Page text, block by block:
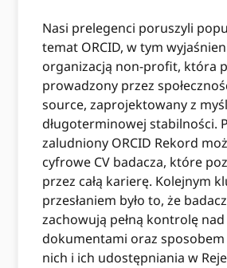
Nasi prelegenci poruszyli
temat ORCID, w tym
organizacją non-profit, która
prowadzony przez
source, zaprojektowany z
długoterminowej stabilności.
zaludniony ORCID Rekord
cyfrowe CV badacza, które
przez całą karierę. Kolejnym
przesłaniem było to, że
zachowują pełną kontrolę
dokumentami oraz
nich i ich udostępniania w